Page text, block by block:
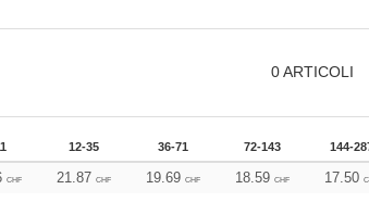
0ARTICOLI
12-35 36-71 72-143 144-
CHF 21.87CHF 19.69CHF 18.59CHF 17.50